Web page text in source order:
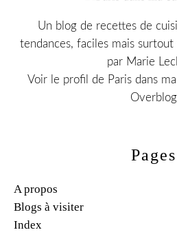
Pages
A propos
Blogs à visiter
Index
Un blog de recettes de
tendances, faciles mais surtout
par Marie
Voir le profil de Paris dans
Overblog